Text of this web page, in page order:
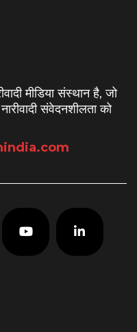
मीडिया संस्थान है, जो
संवेदनशीलता को